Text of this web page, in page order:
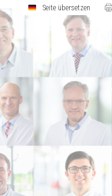
Seite übersetzen